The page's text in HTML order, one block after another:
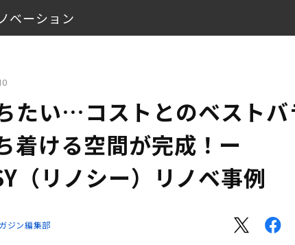
ベーション
ン
たい…コストとのベストバ
着ける空間が完成！ー
（リノシー）リノベ事例
ジン編集部